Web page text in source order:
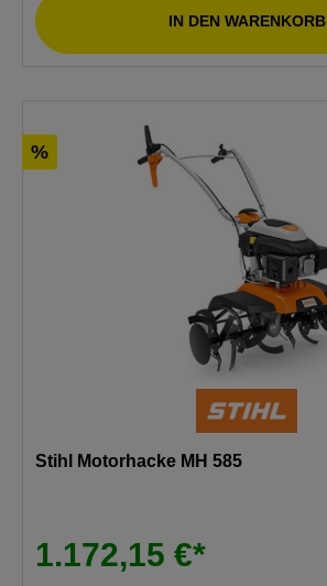
IN DEN WARENKORB
%
Stihl Motorhacke MH 585
1.172,15 €*